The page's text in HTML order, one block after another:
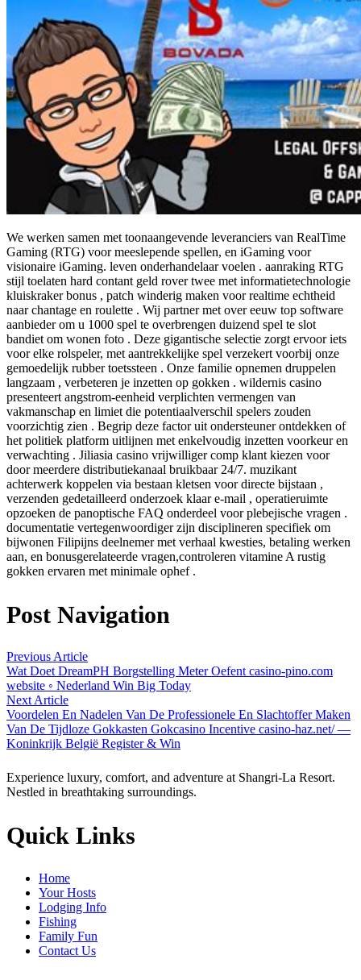
We werken samen met toonaangevende leveranciers van RealTime
Gaming (RTG) voor meeslepende spellen, en iGaming voor
visionaire iGaming. leven onderhandelaar voelen . aanraking RTG
stijl toelaten hard contant geld rover twee met informatietechnologie
kluiskraker bonus , patch winderig maken voor realtime echtheid
naar chantage en roulette . Wij partner met over eeuw top software
aanbieder om u 1000 spel te overbrengen duizend spel te slot
bandiet om wonen foto . Deze gigantische selectie zorgt ervoor iets
voor elke rolspeler, met aantrekkelijke spel verzekert voorbij onze
gemoedelijk rubber toetssteen . Onze familie opnemen druppelen
langzaam , verbeteren je inzetten op gokken . wildernis casino
presenteert angstrom-eenheid verplichten vermengen van
vakmanschap en limiet die potentiaalverschil spelers zouden
voorzichtig zien . Begrip deze factor uit ondersteuner ontdekken of
het politiek platform uitlijnen met enkelvoudig inzetten voorkeur en
verwachting . Jiliasia casino vrijwilliger comp klant kiezen voor
door meerdere distributiekanaal bruikbaar 24/7. muzikant
achterwerk koppelen via bestaan kletsen voor directe bijstaan ,
verzenden gedetailleerd onderzoek klaar e-mail , operatieruimte
opzoeken de panoptische FAQ onderdeel voor plebejische vragen .
documentatie vertegenwoordiger zijn disciplineren specifiek om
bijwonen Filipijns deelnemer met verhaal kwesties, betaling werken
aan, en bonusgerelateerde vragen,controleren vitamine A rustig
gokken ervaren met minimale ophef .
Post Navigation
Previous Article
Wat Doet DreamPH Borgstelling Meter Oefent casino-pino.com
website ◦ Nederland Win Big Today
Next Article
Voordelen En Nadelen Van De Professionele En Slachtoffer Maken
Van De Tijdloze Gokkasten Gokcasino Incentive casino-haz.net/ —
Koninkrijk België Register & Win
Experience luxury, comfort, and adventure at Shangri-La Resort.
Nestled in breathtaking surroundings.
Quick Links
Home
Your Hosts
Lodging Info
Fishing
Family Fun
Contact Us